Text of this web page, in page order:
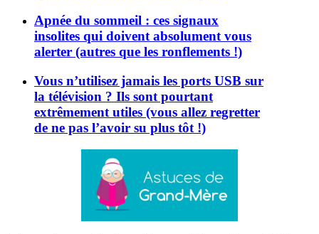
Apnée du sommeil : ces signaux
insolites qui doivent absolument vous
alerter (autres que les ronflements !)
Vous n’utilisez jamais les ports USB sur
la télévision ? Ils sont pourtant
extrêmement utiles (vous allez regretter
de ne pas l’avoir su plus tôt !)